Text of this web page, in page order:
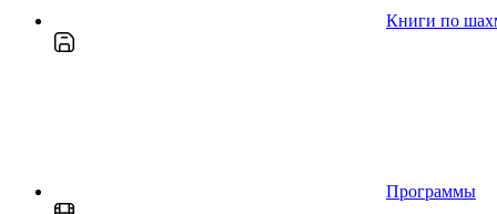
Книги по
Программы